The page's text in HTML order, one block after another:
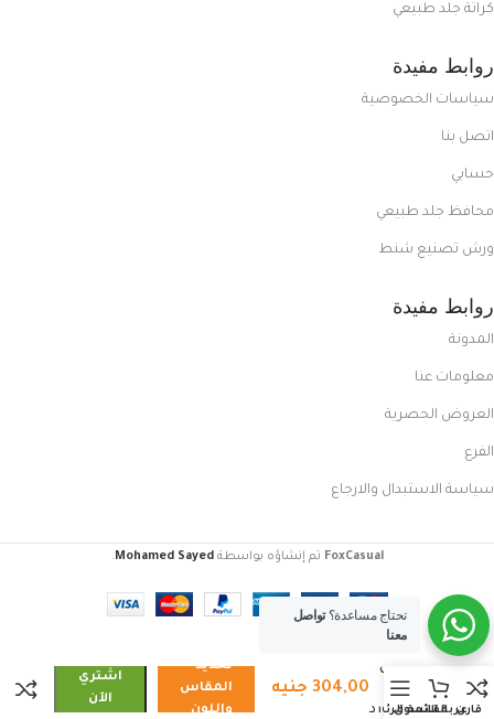
كراتة جلد طبيعي
روابط مفيدة
سياسات الخصوصية
اتصل بنا
حسابي
محافظ جلد طبيعي
ورش تصنيع شنط
روابط مفيدة
المدونة
معلومات عنا
العروض الحصرية
الفرع
سياسة الاستبدال والارجاع
FoxCasual تم إنشاؤه بواسطةMohamed Sayed
.
قارنعربة التسوق
القائمة الرئيسية
كوتش
رجالي
مستورد
304,00 جنيه
تحديد
المقاس
واللون
اشتري
الآن
تحتاج مساعدة؟تواصل
معنا